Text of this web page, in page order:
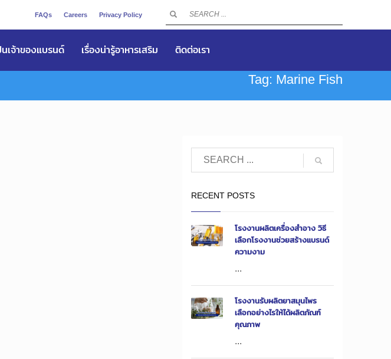
FAQs Careers Privacy Policy
เจ้าของแบรนด์ เรื่องน่ารู้อาหารเสริม ติดต่อเรา
Tag: Marine Fish
RECENT POSTS
โรงงานผลิตเครื่องสำอาง วิธี
เลือกโรงงานช่วยสร้างแบรนด์
ความงาม
...
โรงงานรับผลิตยาสมุนไพร
เลือกอย่างไรให้ได้ผลิตภัณฑ์
คุณภาพ
...